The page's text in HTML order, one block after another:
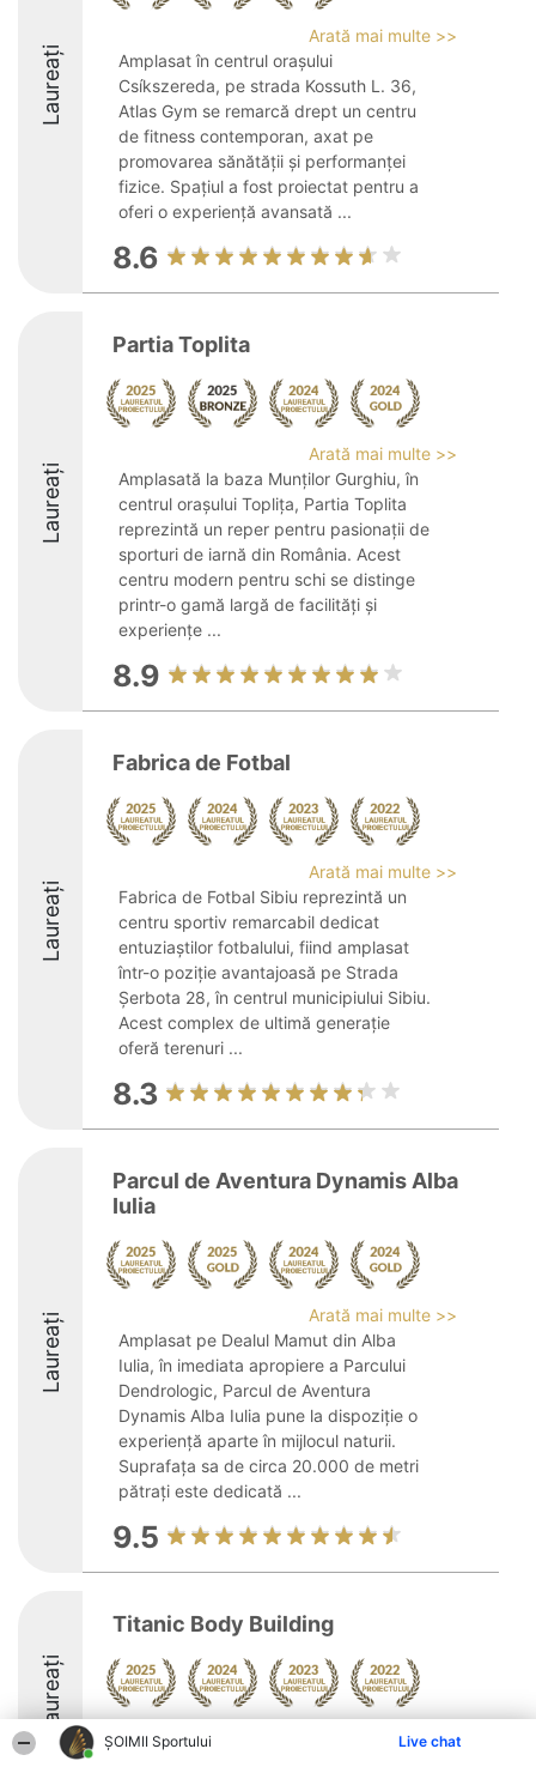
ȘOIMII Sportului Live chat
Laureați
Arată mai multe >>
Amplasat în centrul orașului
Csíkszereda, pe strada Kossuth L. 36,
Atlas Gym se remarcă drept un centru
de fitness contemporan, axat pe
promovarea sănătății și performanței
fizice. Spațiul a fost proiectat pentru a
oferi o experiență avansată ...
8.6
Laureați
Partia Toplita
Arată mai multe >>
Amplasată la baza Munților Gurghiu, în
centrul orașului Toplița, Partia Toplita
reprezintă un reper pentru pasionații de
sporturi de iarnă din România. Acest
centru modern pentru schi se distinge
printr-o gamă largă de facilități și
experiențe ...
8.9
Laureați
Fabrica de Fotbal
Arată mai multe >>
Fabrica de Fotbal Sibiu reprezintă un
centru sportiv remarcabil dedicat
entuziaștilor fotbalului, fiind amplasat
într-o poziție avantajoasă pe Strada
Șerbota 28, în centrul municipiului Sibiu.
Acest complex de ultimă generație
oferă terenuri ...
8.3
Laureați
Parcul de Aventura Dynamis Alba
Iulia
Arată mai multe >>
Amplasat pe Dealul Mamut din Alba
Iulia, în imediata apropiere a Parcului
Dendrologic, Parcul de Aventura
Dynamis Alba Iulia pune la dispoziție o
experiență aparte în mijlocul naturii.
Suprafața sa de circa 20.000 de metri
pătrați este dedicată ...
9.5
Laureați
Titanic Body Building
Arată mai multe >>